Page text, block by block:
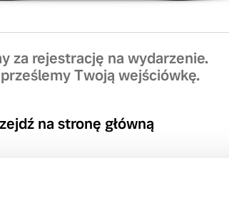
za rejestrację na wydarzenie.
Twoją wejściówkę.
na stronę główną